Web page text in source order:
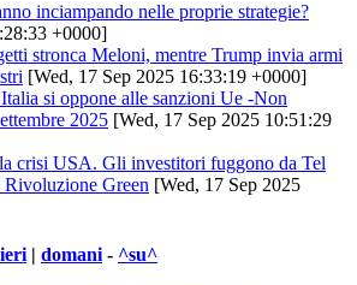
inciampando nelle proprie strategie?
+0000]
stronca Meloni, mentre Trump invia armi
[Wed, 17 Sep 2025 16:33:19 +0000]
si oppone alle sanzioni Ue -Non
2025 [Wed, 17 Sep 2025 10:51:29
crisi USA. Gli investitori fuggono da Tel
Green [Wed, 17 Sep 2025
ieri | domani - ^su^